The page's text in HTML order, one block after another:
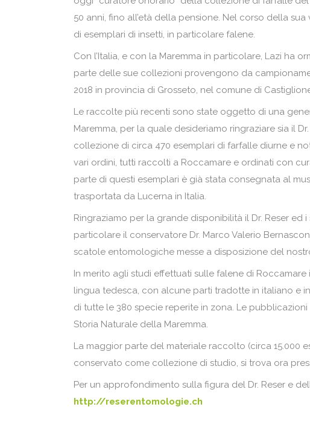
50 anni, fino all’età della pensione. Nel corso della
di esemplari di insetti, in particolare falene.
Con l’Italia, e con la Maremma in particolare, Lazi ha
parte delle sue collezioni provengono da
2018 in provincia di Grosseto, nel comune di
Le raccolte più recenti sono state oggetto di una
Maremma, per la quale desideriamo ringraziare sia il
collezione di circa 470 esemplari di farfalle diurne e
vari ordini, tutti raccolti a Roccamare e ordinati con
parte di questi esemplari è già stata consegnata al
trasportata da Lucerna in Italia.
Ringraziamo per la grande disponibilità il Dr. Reser ed
particolare il conservatore Dr. Marco Valerio
scatole entomologiche messe a disposizione del
In merito agli studi effettuati sulle falene di
lingua tedesca, con alcune parti tradotte in italiano e
di tutte le 380 specie reperite in zona. Le
Storia Naturale della Maremma.
La maggior parte del materiale raccolto (circa 15.000
conservato come collezione di studio, si trova ora
Per un approfondimento sulla figura del Dr. Reser e
http://reserentomologie.ch